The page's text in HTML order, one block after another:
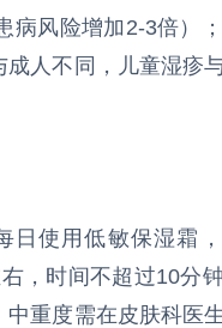
病风险增加2-3倍）
人不同，儿童湿疹
日使用低敏保湿霜
，时间不超过10分
重度需在皮肤科医